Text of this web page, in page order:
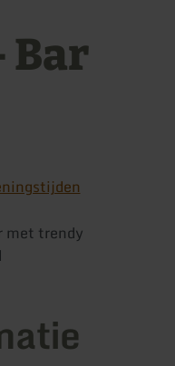
Bar
met trendy